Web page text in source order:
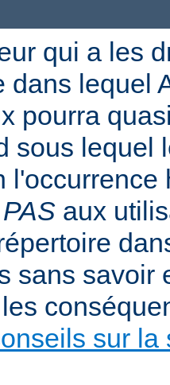
qui a les
dans lequel
pourra
sous lequel
PAS aux
sans savoir
sur la